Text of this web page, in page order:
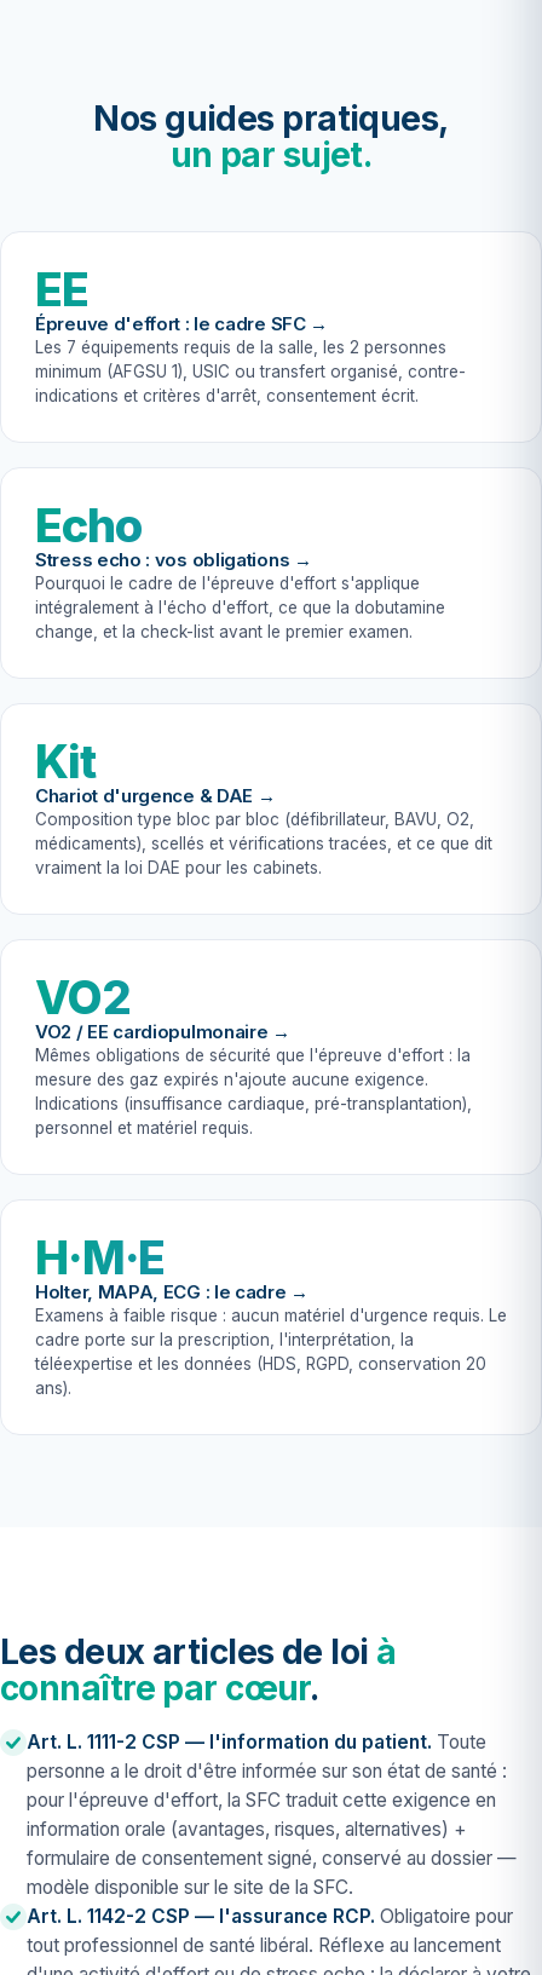
Nos guides pratiques,
un par sujet.
EE
Épreuve d'effort : le cadre SFC →
Les 7 équipements requis de la salle, les 2 personnes
minimum (AFGSU 1), USIC ou transfert organisé, contre-
indications et critères d'arrêt, consentement écrit.
Echo
Stress echo : vos obligations →
Pourquoi le cadre de l'épreuve d'effort s'applique
intégralement à l'écho d'effort, ce que la dobutamine
change, et la check-list avant le premier examen.
Kit
Chariot d'urgence & DAE →
Composition type bloc par bloc (défibrillateur, BAVU, O2,
médicaments), scellés et vérifications tracées, et ce que dit
vraiment la loi DAE pour les cabinets.
VO2
VO2 / EE cardiopulmonaire →
Mêmes obligations de sécurité que l'épreuve d'effort : la
mesure des gaz expirés n'ajoute aucune exigence.
Indications (insuffisance cardiaque, pré-transplantation),
personnel et matériel requis.
H·M·E
Holter, MAPA, ECG : le cadre →
Examens à faible risque : aucun matériel d'urgence requis. Le
cadre porte sur la prescription, l'interprétation, la
téléexpertise et les données (HDS, RGPD, conservation 20
ans).
Les deux articles de loi à
connaître par cœur.
Art. L. 1111-2 CSP — l'information du patient. Toute
personne a le droit d'être informée sur son état de santé :
pour l'épreuve d'effort, la SFC traduit cette exigence en
information orale (avantages, risques, alternatives) +
formulaire de consentement signé, conservé au dossier —
modèle disponible sur le site de la SFC.
Art. L. 1142-2 CSP — l'assurance RCP. Obligatoire pour
tout professionnel de santé libéral. Réflexe au lancement